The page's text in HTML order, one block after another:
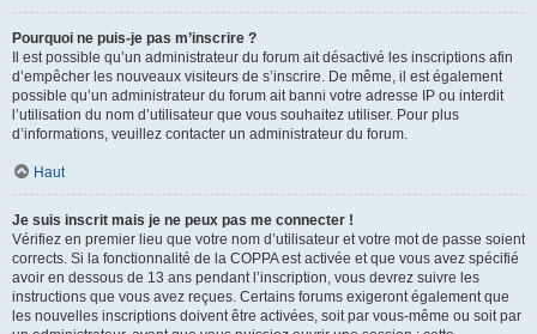
Pourquoi ne puis-je pas m’inscrire ?
Il est possible qu’un administrateur du forum ait désactivé les inscriptions afin
d’empêcher les nouveaux visiteurs de s’inscrire. De même, il est également
possible qu’un administrateur du forum ait banni votre adresse IP ou interdit
l’utilisation du nom d’utilisateur que vous souhaitez utiliser. Pour plus
d’informations, veuillez contacter un administrateur du forum.
Haut
Je suis inscrit mais je ne peux pas me connecter !
Vérifiez en premier lieu que votre nom d’utilisateur et votre mot de passe soient
corrects. Si la fonctionnalité de la COPPA est activée et que vous avez spécifié
avoir en dessous de 13 ans pendant l’inscription, vous devrez suivre les
instructions que vous avez reçues. Certains forums exigeront également que
les nouvelles inscriptions doivent être activées, soit par vous-même ou soit par